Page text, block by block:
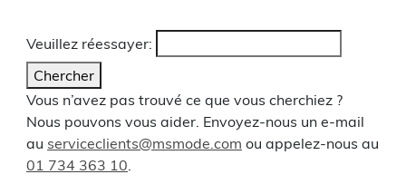
Veuillez réessayer:
Chercher
Vous n’avez pas trouvé ce que vous cherchiez ?
Nous pouvons vous aider. Envoyez-nous un e-mail
au serviceclients@msmode.com ou appelez-nous au
01 734 363 10